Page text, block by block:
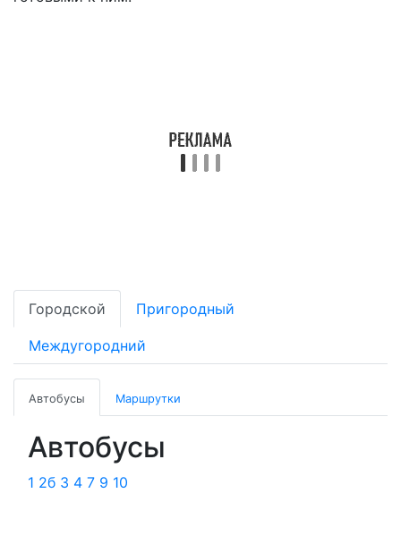
Городской Пригородный
Междугородний
Автобусы Маршрутки
Автобусы
1 2б 3 4 7 9 10